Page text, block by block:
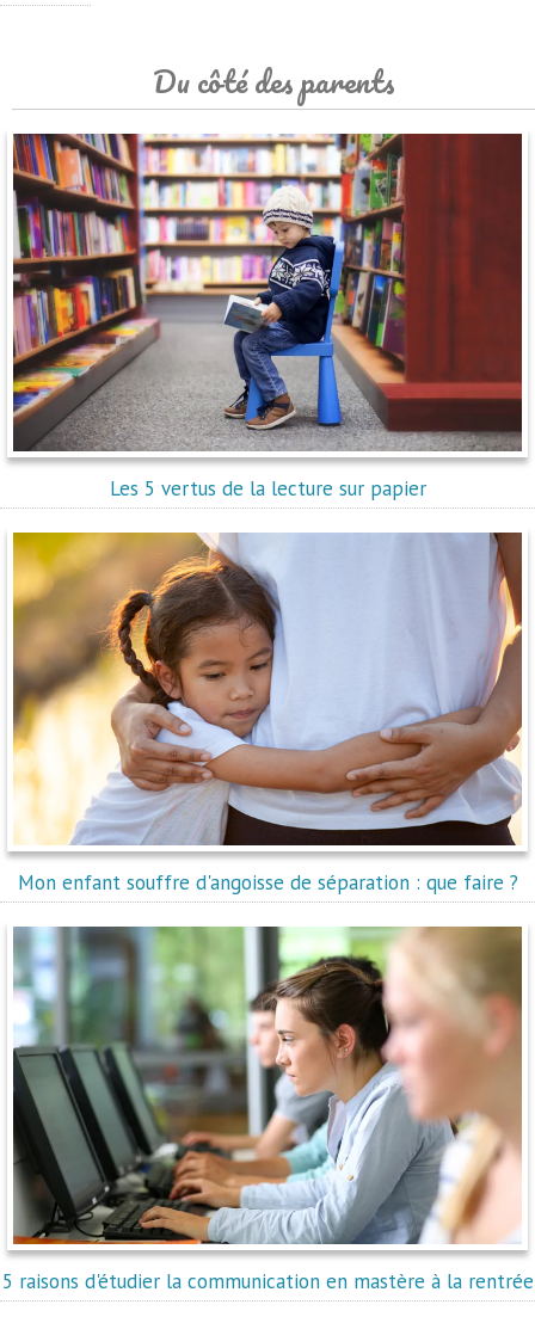
Du côté des parents
Les 5 vertus de la lecture sur papier
Mon enfant souffre d'angoisse de séparation : que faire ?
5 raisons d'étudier la communication en mastère à la rentrée